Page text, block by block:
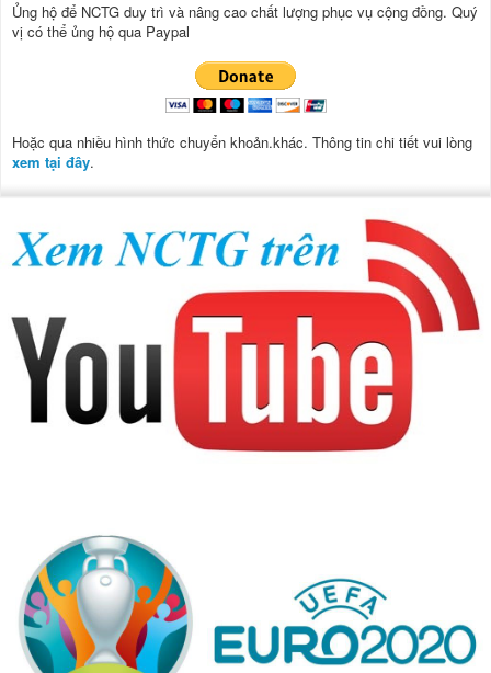
Ủng hộ để NCTG duy trì và nâng cao chất lượng phục vụ cộng đồng. Quý
vị có thể ủng hộ qua Paypal
Hoặc qua nhiều hình thức chuyển khoản.khác. Thông tin chi tiết vui lòng
xem tại đây.